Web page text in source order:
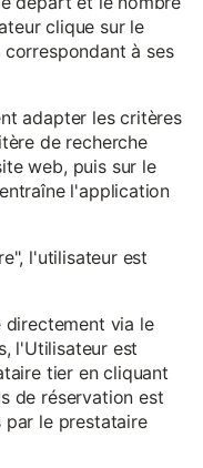
clique sur le
à ses
adapter les critères
de recherche
web, puis sur le
l'application
l'utilisateur est
directement via le
l'Utilisateur est
tier en cliquant
de réservation est
par le prestataire